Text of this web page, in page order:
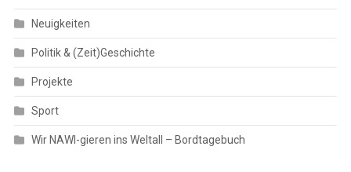
Neuigkeiten
Politik & (Zeit)Geschichte
Projekte
Sport
Wir NAWI-gieren ins Weltall – Bordtagebuch